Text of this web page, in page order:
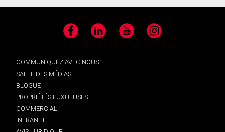
Facebook LinkedIn YouTube Instagram
COMMUNIQUEZ AVEC NOUS
SALLE DES MÉDIAS
BLOGUE
PROPRIÉTÉS LUXUEUSES
COMMERCIAL
INTRANET